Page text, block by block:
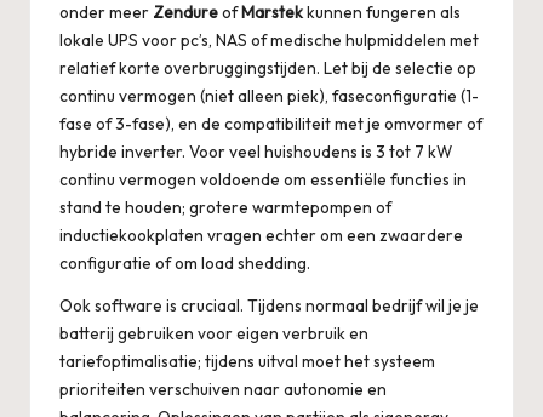
onder meer ZendureofMarstekkunnen fungeren als
lokale UPS voor pc’s, NAS of medische hulpmiddelen met
relatief korte overbruggingstijden. Let bij de selectie op
continu vermogen (niet alleen piek), faseconfiguratie (1-
fase of 3-fase), en de compatibiliteit met je omvormer of
hybride inverter. Voor veel huishoudens is 3 tot 7 kW
continu vermogen voldoende om essentiële functies in
stand te houden; grotere warmtepompen of
inductiekookplaten vragen echter om een zwaardere
configuratie of om load shedding.
Ook software is cruciaal. Tijdens normaal bedrijf wil je je
batterij gebruiken voor eigen verbruik en
tariefoptimalisatie; tijdens uitval moet het systeem
prioriteiten verschuiven naar autonomie en